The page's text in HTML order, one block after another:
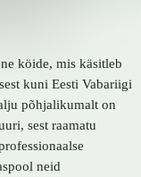
köide, mis käsitleb
kuni Eesti Vabariigi
põhjalikumalt on
sest raamatu
neid